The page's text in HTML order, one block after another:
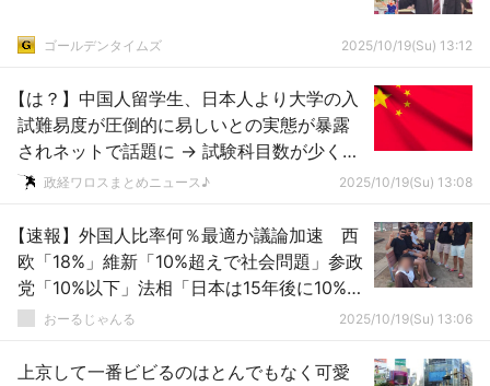
ゴールデンタイムズ 2025/10/19(Su) 13:12
【は？】中国人留学生、日本人より大学の入
試難易度が圧倒的に易しいとの実態が暴露
されネットで話題に → 試験科目数が少くレ
ベルも低くチャンスも多い ｗｗｗｗｗｗｗ
政経ワロスまとめニュース♪ 2025/10/19(Su) 13:08
【速報】外国人比率何％最適か議論加速 西
欧「18%」維新「10%超えで社会問題」参政
党「10%以下」法相「日本は15年後に10%の
ペース」
おーるじゃんる 2025/10/19(Su) 13:06
上京して一番ビビるのはとんでもなく可愛